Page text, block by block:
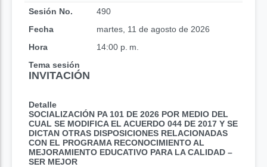
Sesión No.
490
Fecha
martes, 11 de agosto de 2026
Hora
14:00 p. m.
Tema sesión
INVITACIÓN
Detalle
SOCIALIZACIÓN PA 101 DE 2026 POR MEDIO DEL
CUAL SE MODIFICA EL ACUERDO 044 DE 2017 Y SE
DICTAN OTRAS DISPOSICIONES RELACIONADAS
CON EL PROGRAMA RECONOCIMIENTO AL
MEJORAMIENTO EDUCATIVO PARA LA CALIDAD –
SER MEJOR